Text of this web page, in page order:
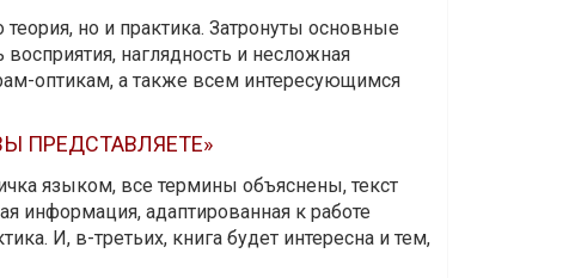
но и практика. Затронуты основные
наглядность и несложная
оптикам, а также всем интересующимся
ПРЕДСТАВЛЯЕТЕ»
языком, все термины объяснены, текст
информация, адаптированная к работе
И, в-третьих, книга будет интересна и тем,